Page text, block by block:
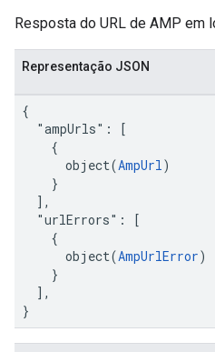
Resposta do URL de AMP em
Representação JSON
{
  "ampUrls": [
    {
      object(
AmpUrl)
    }
  ],
  "urlErrors": [
    {
      object(
AmpUrlError)
    }
  ],
}